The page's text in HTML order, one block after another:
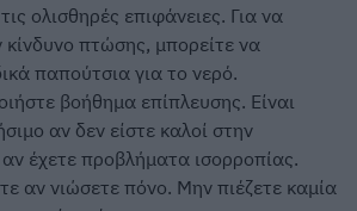
ολισθηρές επιφάνειες. Για να
κίνδυνο πτώσης, μπορείτε να
παπούτσια για το νερό.
βοήθημα επίπλευσης. Είναι
αν δεν είστε καλοί στην
έχετε προβλήματα ισορροπίας.
αν νιώσετε πόνο. Μην πιέζετε καμία